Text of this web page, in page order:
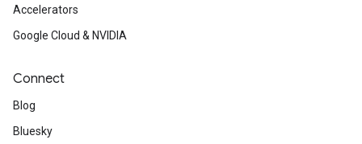
Accelerators
Google Cloud & NVIDIA
Connect
Blog
Bluesky